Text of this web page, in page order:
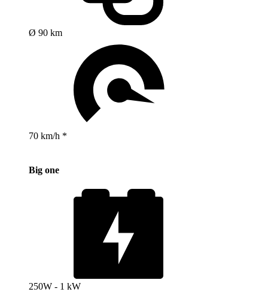
Ø 90 km
70 km/h *
Big one
250W - 1 kW